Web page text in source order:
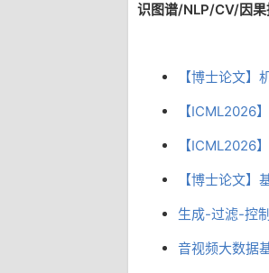
识图谱/NLP/CV/因果
【博士论文
【ICML2026
【ICML2026
【博士论文
生成-过滤-控
音视频大数据